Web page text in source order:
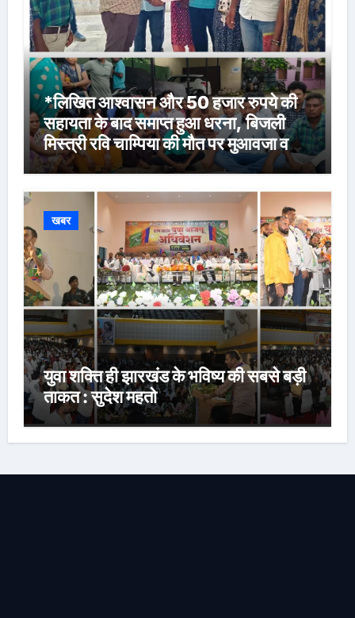
*लिखित आश्वासन और 50 हजार रुपये की
सहायता के बाद समाप्त हुआ धरना, बिजली
मिस्त्री रवि चाम्पिया की मौत पर मुआवजा व
नौकरी की मांग*
खबर
युवा शक्ति ही झारखंड के भविष्य की सबसे बड़ी
ताकत : सुदेश महतो